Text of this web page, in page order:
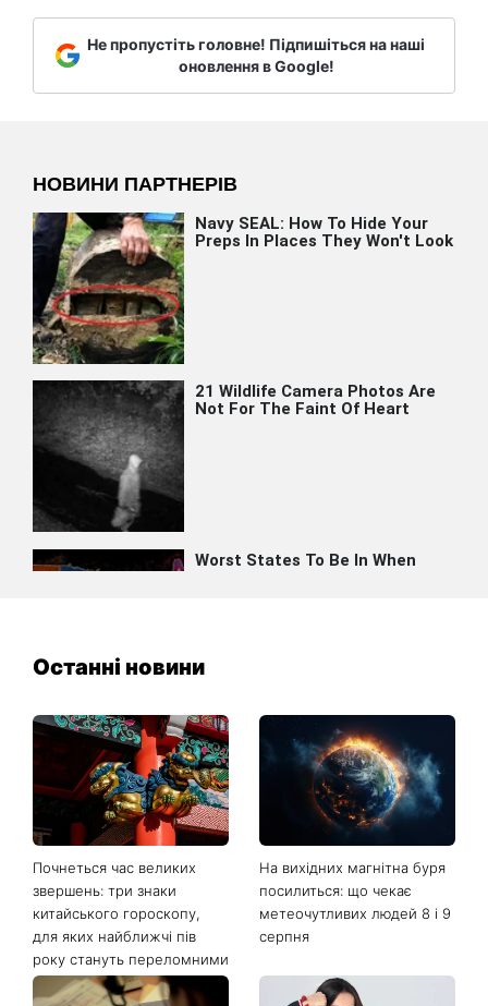
Не пропустіть головне! Підпишіться на наші
оновлення в Google!